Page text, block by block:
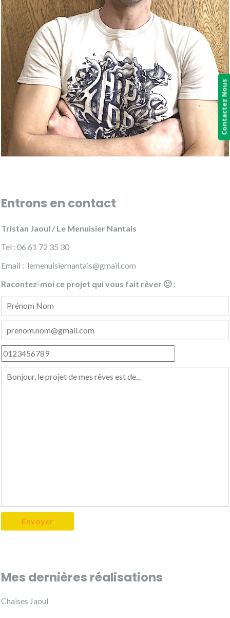
Entrons en contact
Tristan Jaoul / Le Menuisier Nantais
Tel : 06 61 72 35 30
Email : lemenuisiernantais@gmail.com
Racontez-moi ce projet qui vous fait rêver 🙂 :
Mes dernières réalisations
Chaises Jaoul
Contactez Nous